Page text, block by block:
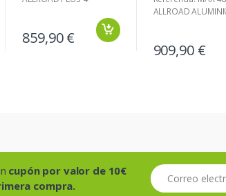
859,90 €
ALLROAD
909,90 €
cupón por valor de 10€
compra.
Correo electrónico